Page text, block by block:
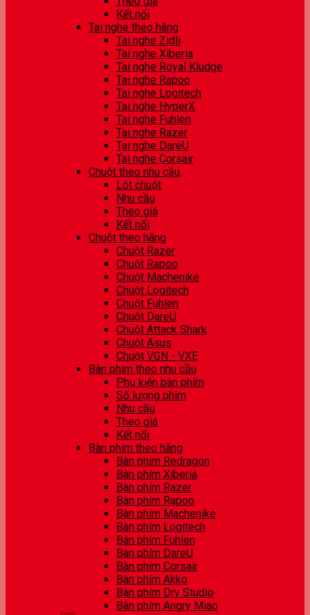
Kết nối
Tai nghe theo hãng
Tai nghe Zidli
Tai nghe Xiberia
Tai nghe Royal Kludge
Tai nghe Rapoo
Tai nghe Logitech
Tai nghe HyperX
Tai nghe Fuhlen
Tai nghe Razer
Tai nghe DareU
Tai nghe Corsair
Chuột theo nhu cầu
Lót chuột
Nhu cầu
Theo giá
Kết nối
Chuột theo hãng
Chuột Razer
Chuột Rapoo
Chuột Machenike
Chuột Logitech
Chuột Fuhlen
Chuột DareU
Chuột Attack Shark
Chuột Asus
Chuột VGN - VXE
Bàn phím theo nhu cầu
Phụ kiện bàn phím
Số lượng phím
Nhu cầu
Theo giá
Kết nối
Bàn phím theo hãng
Bàn phím Redragon
Bàn phím Xiberia
Bàn phím Razer
Bàn phím Rapoo
Bàn phím Machenike
Bàn phím Logitech
Bàn phím Fuhlen
Bàn phím DareU
Bàn phím Corsair
Bàn phím Akko
Bàn phím Dry Studio
Bàn phím Angry Miao